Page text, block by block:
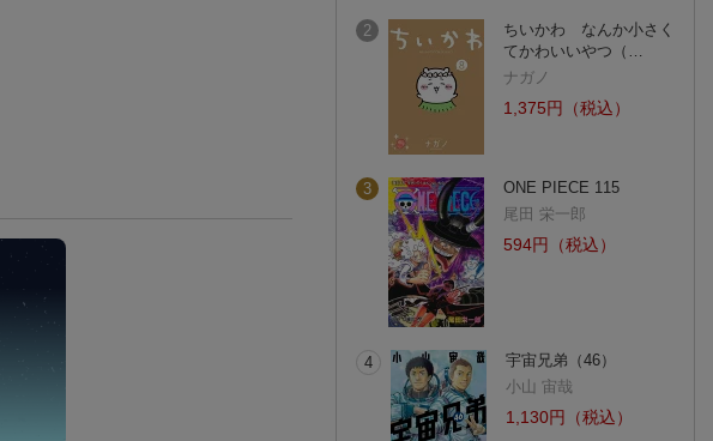
2
ちいかわ なんか小さく
てかわいいやつ（…
ナガノ
1,375円（税込）
3
ONE PIECE 115
尾田 栄一郎
594円（税込）
4
宇宙兄弟（46）
小山 宙哉
1,130円（税込）